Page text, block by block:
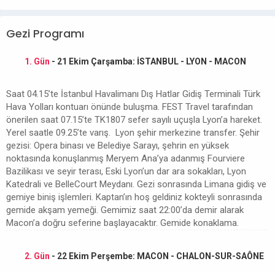
Gezi Programı
1. Gün - 21 Ekim Çarşamba: İSTANBUL - LYON - MACON
Saat 04.15’te İstanbul Havalimanı Dış Hatlar Gidiş Terminali Türk
Hava Yolları kontuarı önünde buluşma. FEST Travel tarafından
önerilen saat 07.15’te TK1807 sefer sayılı uçuşla Lyon’a hareket.
Yerel saatle 09.25’te varış. Lyon şehir merkezine transfer. Şehir
gezisi: Opera binası ve Belediye Sarayı, şehrin en yüksek
noktasında konuşlanmış Meryem Ana’ya adanmış Fourviere
Bazilikası ve seyir terası, Eski Lyon’un dar ara sokakları, Lyon
Katedrali ve BelleCourt Meydanı. Gezi sonrasında Limana gidiş ve
gemiye biniş işlemleri. Kaptan’ın hoş geldiniz kokteyli sonrasında
gemide akşam yemeği. Gemimiz saat 22:00’da demir alarak
Macon’a doğru seferine başlayacaktır. Gemide konaklama.
2. Gün - 22 Ekim Perşembe: MACON - CHALON-SUR-SAÔNE